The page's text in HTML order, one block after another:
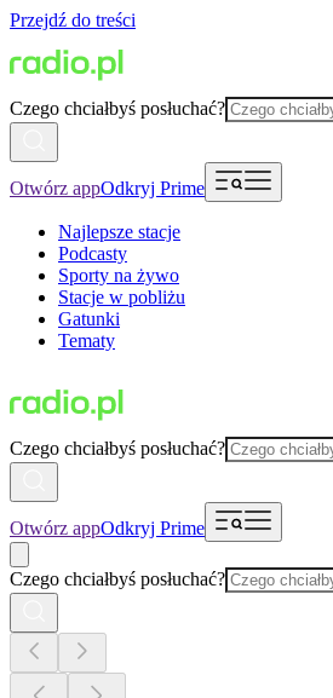
Przejdź do treści
Czego chciałbyś posłuchać?
Otwórz appOdkryj Prime
Najlepsze stacje
Podcasty
Sporty na żywo
Stacje w pobliżu
Gatunki
Tematy
Czego chciałbyś posłuchać?
Otwórz appOdkryj Prime
Czego chciałbyś posłuchać?